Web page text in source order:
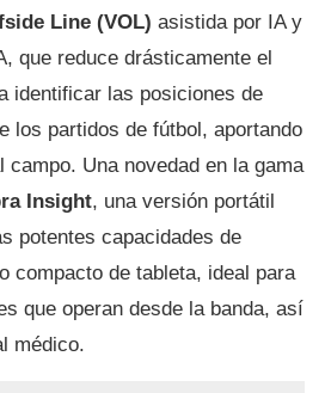
Line (VOL) asistida por IA y
que reduce drásticamente el
identificar las posiciones de
los partidos de fútbol, aportando
campo. Una novedad en la gama
Insight, una versión portátil
potentes capacidades de
compacto de tableta, ideal para
que operan desde la banda, así
médico.